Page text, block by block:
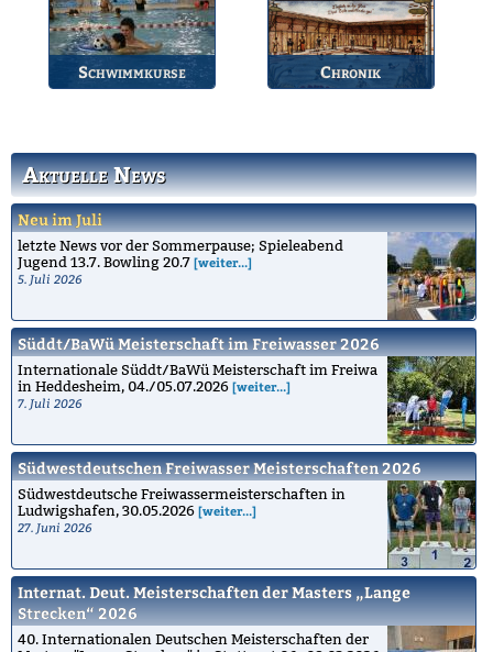
Aktuelle News
Neu im Juli
letzte News vor der Sommerpause; Spieleabend
Jugend 13.7. Bowling 20.7 [weiter...]
5. Juli 2026
Süddt/BaWü Meisterschaft im Freiwasser 2026
Internationale Süddt/BaWü Meisterschaft im Freiwa
in Heddesheim, 04./05.07.2026 [weiter...]
7. Juli 2026
Südwestdeutschen Freiwasser Meisterschaften 2026
Südwestdeutsche Freiwassermeisterschaften in
Ludwigshafen, 30.05.2026 [weiter...]
27. Juni 2026
Internat. Deut. Meisterschaften der Masters „Lange
Strecken“ 2026
40. Internationalen Deutschen Meisterschaften der
Schwimmkurse Chronik